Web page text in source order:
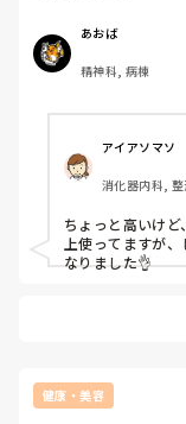
あおば
精神科, 病棟
アイアソマソ
消化器内科,
ちょっと高いけ
上使ってますが
なりました👌
健康・美容